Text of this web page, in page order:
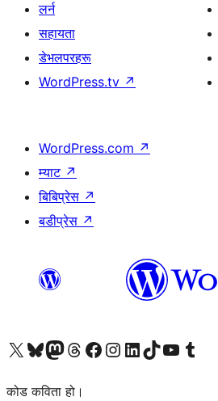
लर्न
सहायता
डेभलपरहरू
WordPress.tv ↗
WordPress.com ↗
म्याट ↗
बिबिप्रेस ↗
बडीप्रेस ↗
हाम्रो X (पहिले ट्विटर) खातामा जानुहोस्
हाम्रो Bluesky खाता भ्रमण गर्नुहोस्
हाम्रो म्यास्टोडन खाता भ्रमण गर्नुहोस्
हाम्रो थ्रेड्स खातामा जानुहोस्
हाम्रो फेसबुक पेजमा जानुहोस्
हाम्रो इन्स्टाग्राम खातामा जानुहोस्
हाम्रो लिङ्क्डइन खातामा जानुहोस्
हाम्रो TikTok खाता भ्रमण गर्नुहोस्
हाम्रो युट्युब च्यानलमा जानुहोस्
हाम्रो टम्बलर खाता भ्रमण गर्नुहोस्
कोड कविता हो।